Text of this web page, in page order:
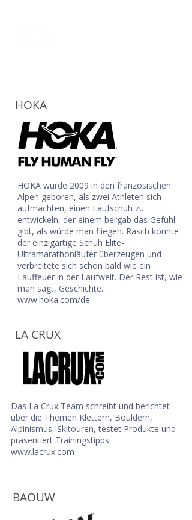
HOKA
LA CRUX
Das La Crux Team schreibt und berichtet
über die Themen Klettern, Bouldern,
Alpinismus, Skitouren, testet Produkte und
präsentiert Trainingstipps.
www.lacrux.com
BAOUW
HOKA wurde 2009 in den französischen
Alpen geboren, als zwei Athleten sich
aufmachten, einen Laufschuh zu
entwickeln, der einem bergab das Gefühl
gibt, als würde man fliegen. Rasch konnte
der einzigartige Schuh Elite-
Ultramarathonläufer überzeugen und
verbreitete sich schon bald wie ein
Lauffeuer in der Laufwelt. Der Rest ist, wie
man sagt, Geschichte.
www.hoka.com/de